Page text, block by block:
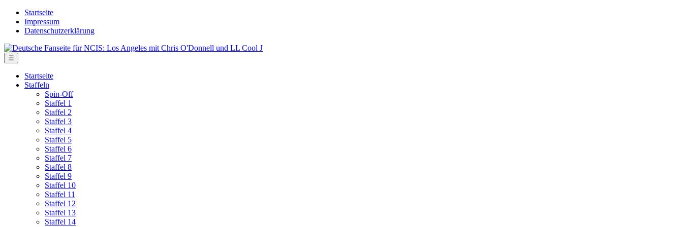
Skip
Startseite
Impressum
Datenschutzerklärung
Deutsche
Fanseite
für
NCIS:
O'Donnell
☰
Startseite
Staffeln
Spin-Off
Staffel 1
Staffel 2
Staffel 3
Staffel 4
Staffel 5
Staffel 6
Staffel 7
Staffel 8
Staffel 9
Staffel 10
Staffel 11
Staffel 12
Staffel 13
Staffel 14